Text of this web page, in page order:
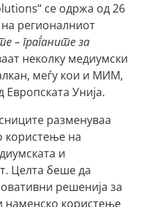
се одржа од 26
регионалниот
– граѓаните за
неколку медиумски
меѓу кои и МИМ,
Унија.
разменуваа
користење на
и
Целта беше да
решенија за
наменско користење